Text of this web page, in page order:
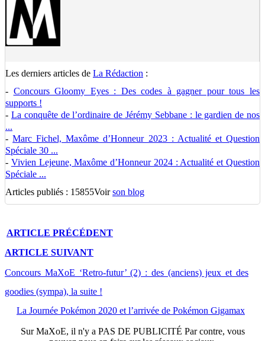
Les derniers articles de La Rédaction :
- Concours Gloomy Eyes : Des codes à gagner pour tous les
supports !
- La conquête de l’ordinaire de Jérémy Sebbane : le gardien de nos
...
-Marc Fichel, Maxôme d’Honneur 2023 : Actualité et Question
Spéciale 30 ...
- Vivien Lejeune, Maxôme d’Honneur 2024 : Actualité et Question
Spéciale ...
Articles publiés : 15855Voirson blog
ARTICLE PRÉCÉDENT
ARTICLE SUIVANT
Concours MaXoE ‘Retro-futur’ (2) : des (anciens) jeux et des
goodies (sympa), la suite !
La Journée Pokémon 2020 et l’arrivée de Pokémon Gigamax
SurMaXoE, il n'y a PAS DE PUBLICITÉ Par contre, vous